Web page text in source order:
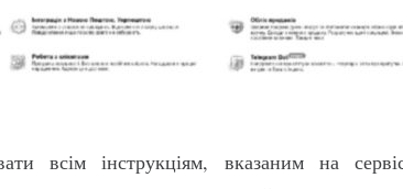
всім інструкціям, вказаним на